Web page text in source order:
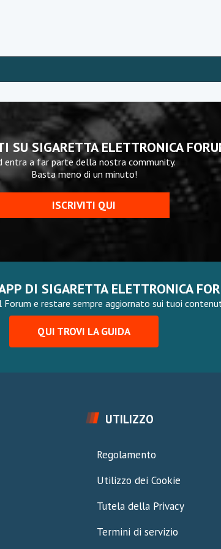
SU SIGARETTA ELETTRONICA
entra a far parte della nostra community.
Basta meno di un minuto!
ISCRIVITI QUI
DI SIGARETTA ELETTRONICA
e restare sempre aggiornato sui tuoi
QUI TROVI LA GUIDA
UTILIZZO
Regolamento
Utilizzo dei Cookie
Tutela della Privacy
Termini di servizio